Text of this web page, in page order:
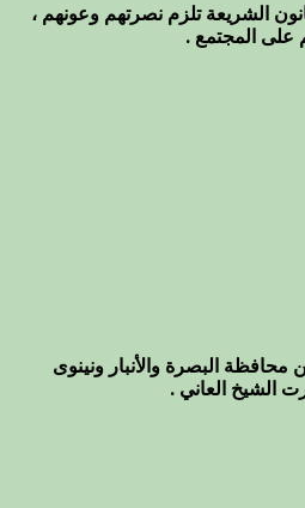
الشريعة تلزم نصرتهم وعونهم ،
على المجتمع .
محافظة البصرة والأنبار ونينوى
الشيخ العاني .